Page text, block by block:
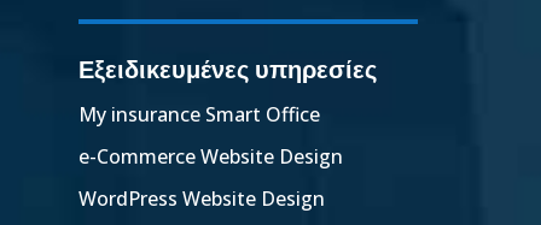
Εξειδικευμένες υπηρεσίες
My insurance Smart Office
e-Commerce Website Design
WordPress Website Design